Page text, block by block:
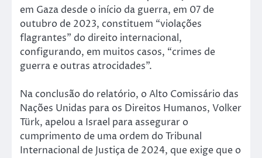
em Gaza desde o início da guerra, em 07 de
outubro de 2023, constituem “violações
flagrantes” do direito internacional,
configurando, em muitos casos, “crimes de
guerra e outras atrocidades”.
Na conclusão do relatório, o Alto Comissário das
Nações Unidas para os Direitos Humanos, Volker
Türk, apelou a Israel para assegurar o
cumprimento de uma ordem do Tribunal
Internacional de Justiça de 2024, que exige que o